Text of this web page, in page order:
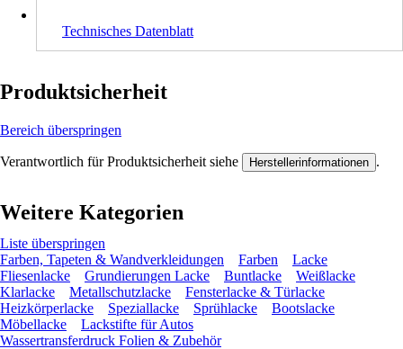
Technisches Datenblatt
Produktsicherheit
Bereich überspringen
Verantwortlich für Produktsicherheit siehe Herstellerinformationen .
Weitere Kategorien
Liste überspringen
Farben, Tapeten & Wandverkleidungen
Farben
Lacke
Fliesenlacke
Grundierungen Lacke Buntlacke
Weißlacke
Klarlacke
Metallschutzlacke
Fensterlacke & Türlacke
Heizkörperlacke
Speziallacke Sprühlacke
Bootslacke
Möbellacke
Lackstifte für Autos
Wassertransferdruck Folien & Zubehör